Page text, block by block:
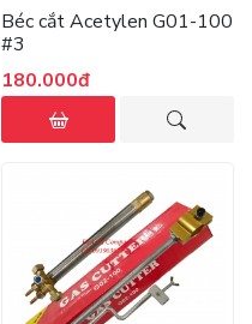
Béc cắt Acetylen G01-100
#3
180.000đ